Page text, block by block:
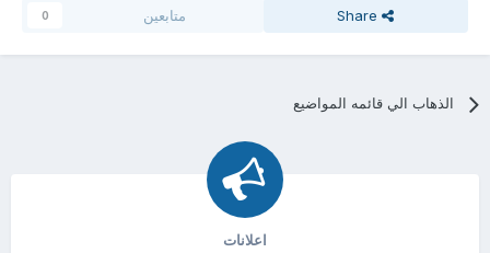
Share متابعين 0
الذهاب الي قائمه المواضيع
اعلانات